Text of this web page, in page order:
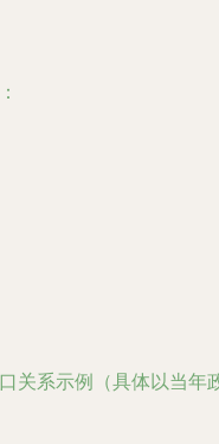
关系示例（具体以当年